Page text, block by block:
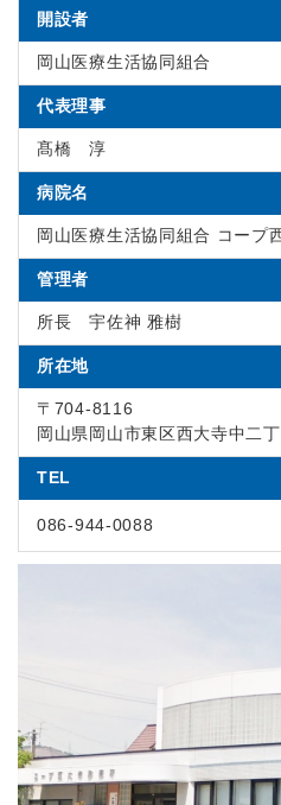
開設者
岡山医療生活協同組合
代表理事
髙橋 淳
病院名
岡山医療生活協同組合 コープ
管理者
所長 宇佐神 雅樹
所在地
〒704-8116
岡山県岡山市東区西大寺中二
TEL
086-944-0088